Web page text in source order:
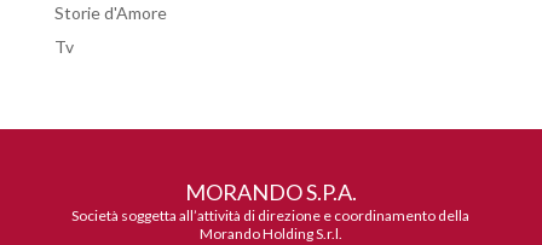
Storie d'Amore
Tv
MORANDO S.P.A.
Società soggetta all’attività di direzione e coordinamento della
Morando Holding S.r.l.